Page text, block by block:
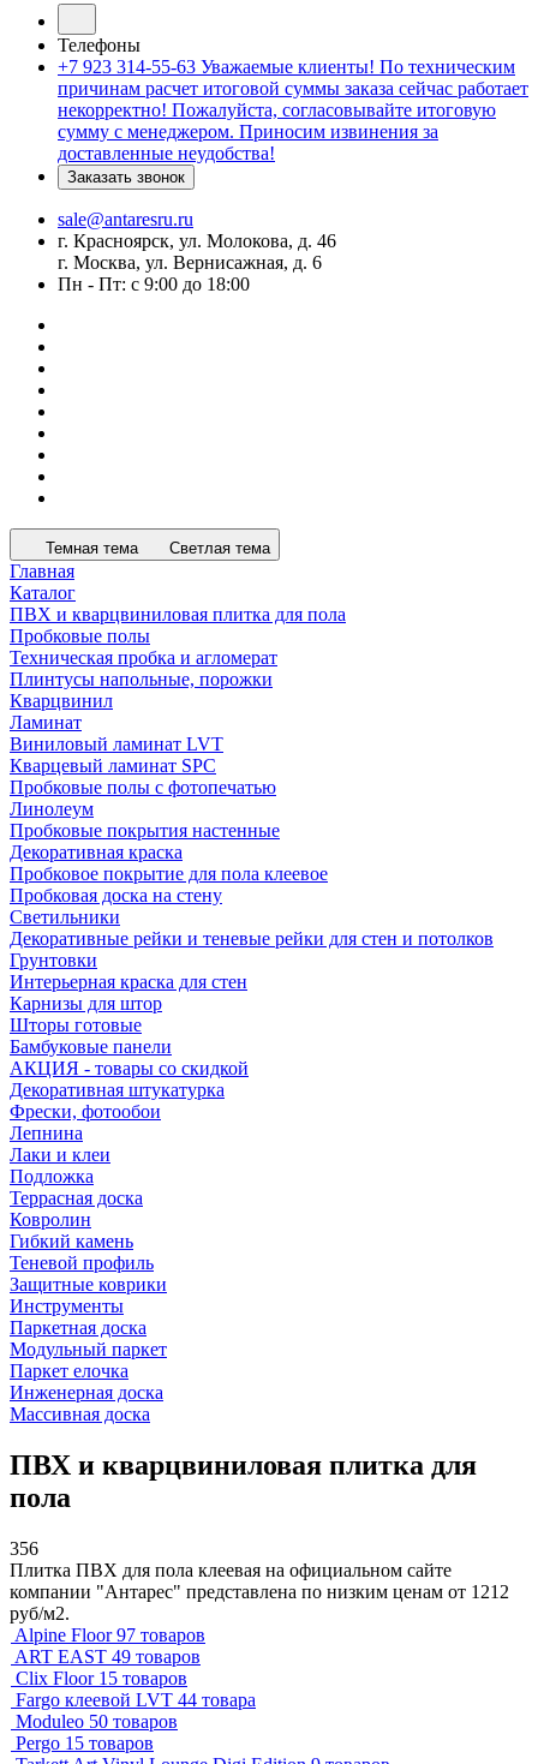
Телефоны
+7 923 314-55-63 Уважаемые клиенты! По техническим
причинам расчет итоговой суммы заказа сейчас работает
некорректно! Пожалуйста, согласовывайте итоговую
сумму с менеджером. Приносим извинения за
доставленные неудобства!
Заказать звонок
sale@antaresru.ru
г. Красноярск, ул. Молокова, д. 46
г. Москва, ул. Вернисажная, д. 6
Пн - Пт: с 9:00 до 18:00
Темная тема Светлая тема
Главная
Каталог
ПВХ и кварцвиниловая плитка для пола
Пробковые полы
Техническая пробка и агломерат
Плинтусы напольные, порожки
Кварцвинил
Ламинат
Виниловый ламинат LVT
Кварцевый ламинат SPC
Пробковые полы с фотопечатью
Линолеум
Пробковые покрытия настенные
Декоративная краска
Пробковое покрытие для пола клеевое
Пробковая доска на стену
Светильники
Декоративные рейки и теневые рейки для стен и потолков
Грунтовки
Интерьерная краска для стен
Карнизы для штор
Шторы готовые
Бамбуковые панели
АКЦИЯ - товары со скидкой
Декоративная штукатурка
Фрески, фотообои
Лепнина
Лаки и клеи
Подложка
Террасная доска
Ковролин
Гибкий камень
Теневой профиль
Защитные коврики
Инструменты
Паркетная доска
Модульный паркет
Паркет елочка
Инженерная доска
Массивная доска
ПВХ и кварцвиниловая плитка для
пола
356
Плитка ПВХ для пола клеевая на официальном сайте
компании "Антарес" представлена по низким ценам от 1212
руб/м2.
Alpine Floor 97 товаров
ART EAST 49 товаров
Clix Floor 15 товаров
Fargo клеевой LVT 44 товара
Moduleo 50 товаров
Pergo 15 товаров